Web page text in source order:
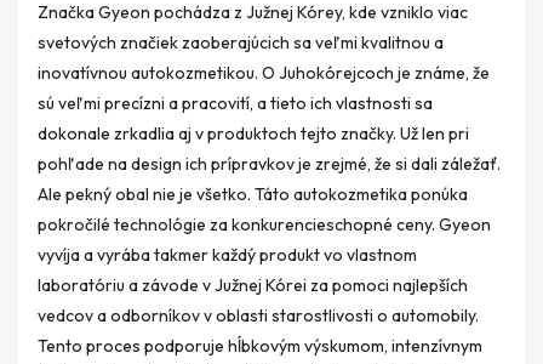
Značka Gyeon pochádza z Južnej Kórey, kde vzniklo viac
svetových značiek zaoberajúcich sa veľmi kvalitnou a
inovatívnou autokozmetikou. O Juhokórejcoch je známe, že
sú veľmi precízni a pracovití, a tieto ich vlastnosti sa
dokonale zrkadlia aj v produktoch tejto značky. Už len pri
pohľade na design ich prípravkov je zrejmé, že si dali záležať.
Ale pekný obal nie je všetko. Táto autokozmetika ponúka
pokročilé technológie za konkurencieschopné ceny. Gyeon
vyvíja a vyrába takmer každý produkt vo vlastnom
laboratóriu a závode v Južnej Kórei za pomoci najlepších
vedcov a odborníkov v oblasti starostlivosti o automobily.
Tento proces podporuje hĺbkovým výskumom, intenzívnym